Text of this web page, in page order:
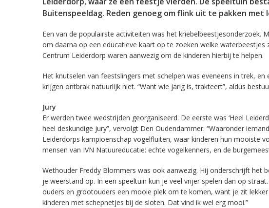
Buitenspeeldag. Reden genoeg om flink uit te pakken
Een van de populairste activiteiten was het kriebelbeestjesonderzoek.
om daarna op een educatieve kaart op te zoeken welke waterbeestjes
Centrum Leiderdorp waren aanwezig om de kinderen hierbij te helpen.
Het knutselen van feestslingers met schelpen was eveneens in trek,
krijgen ontbrak natuurlijk niet. “Want wie jarig is, trakteert”, aldus
Jury
Er werden twee wedstrijden georganiseerd. De eerste was ‘Heel
heel deskundige jury”, vervolgt Den Oudendammer. “Waaronder
Leiderdorps kampioenschap vogelfluiten, waar kinderen hun mooiste
mensen van IVN Natuureducatie: echte vogelkenners, en de
Wethouder Freddy Blommers was ook aanwezig. Hij onderschrijft het
je weerstand op. In een speeltuin kun je veel vrijer spelen dan op
ouders en grootouders een mooie plek om te komen, want je zit
kinderen met schepnetjes bij de sloten. Dat vind ik wel erg mooi.”